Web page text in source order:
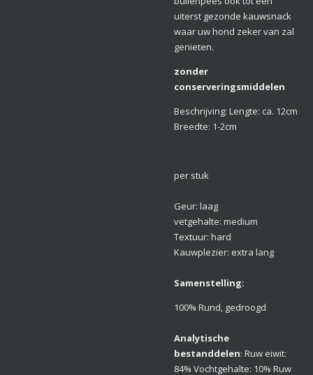
uiterst gezonde kauwsnack
waar uw hond zeker van zal
genieten.
zonder
conserveringsmiddelen
Beschrijving: Lengte: ca. 12cm
Breedte: 1-2cm
per stuk
Geur: laag
vetgehalte: medium
Textuur: hard
Kauwplezier: extra lang
Samenstelling:
100% Rund, gedroogd
Analytische
bestanddelen: Ruw eiwit:
84% Vochtgehalte: 10% Ruw